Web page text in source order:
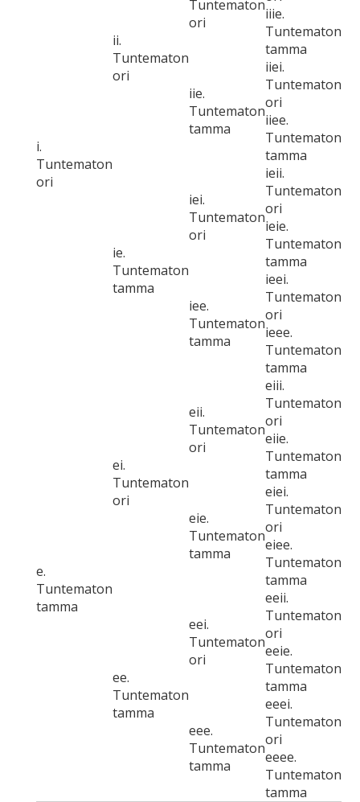
i.
Tuntematon
ori
ii.
Tuntematon
ori
Tuntematon
ori
iiie.
Tuntematon
tamma
iie.
Tuntematon
tamma
iiei.
Tuntematon
ori
iiee.
Tuntematon
tamma
ie.
Tuntematon
tamma
iei.
Tuntematon
ori
ieii.
Tuntematon
ori
ieie.
Tuntematon
tamma
iee.
Tuntematon
tamma
ieei.
Tuntematon
ori
ieee.
Tuntematon
tamma
e.
Tuntematon
tamma
ei.
Tuntematon
ori
eii.
Tuntematon
ori
eiii.
Tuntematon
ori
eiie.
Tuntematon
tamma
eie.
Tuntematon
tamma
eiei.
Tuntematon
ori
eiee.
Tuntematon
tamma
ee.
Tuntematon
tamma
eei.
Tuntematon
ori
eeii.
Tuntematon
ori
eeie.
Tuntematon
tamma
eee.
Tuntematon
tamma
eeei.
Tuntematon
ori
eeee.
Tuntematon
tamma